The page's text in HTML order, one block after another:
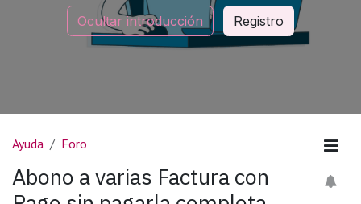
Ocultar introducción Registro
Ayuda Foro
Abono a varias Factura con